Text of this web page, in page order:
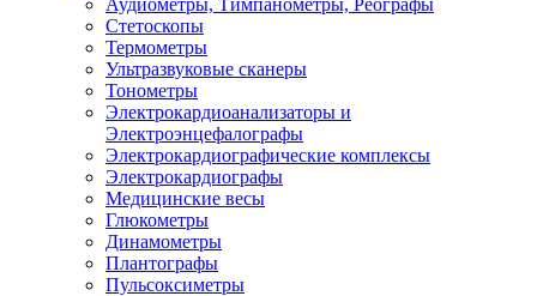
Стетоскопы
Термометры
Ультразвуковые сканеры
Тонометры
Электрокардиоанализаторы и
Электроэнцефалографы
Электрокардиографические комплексы
Электрокардиографы
Медицинские весы
Глюкометры
Динамометры
Плантографы
Пульсоксиметры